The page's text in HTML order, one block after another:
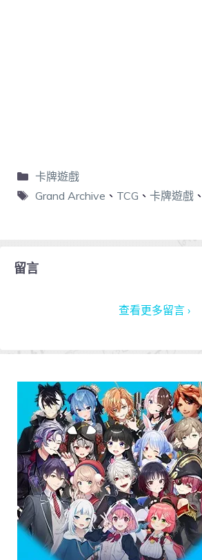
卡牌遊戲
Grand Archive 、 TCG 、 卡牌遊戲、
留言
查看更多留言 ›